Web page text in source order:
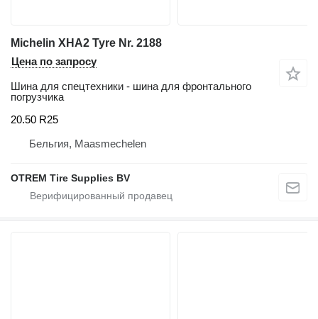
Michelin XHA2 Tyre Nr. 2188
Цена по запросу
Шина для спецтехники - шина для фронтального
погрузчика
20.50 R25
Бельгия, Maasmechelen
OTREM Tire Supplies BV